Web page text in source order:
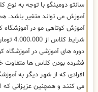
سانتو دومینگو با توجه به
آموزش می تواند متغیر باشد.
آموزش کوتاهی مو در آموزشگاه
دوره های آموزشی در آموزشگاه
فشرده بودن کلاس ها متفاوت
افرادی که از شهر دیگر به
می کنند و همچنین عزیزانی که